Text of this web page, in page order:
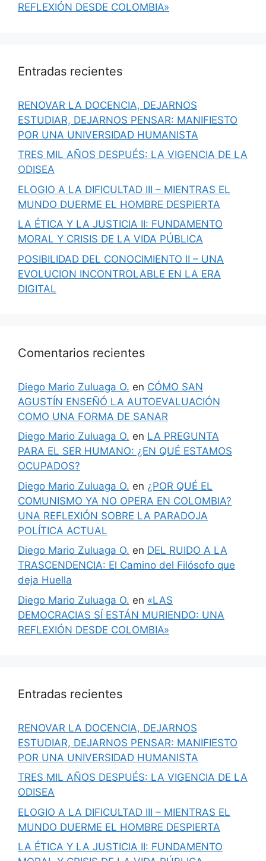
REFLEXIÓN DESDE COLOMBIA»
Entradas recientes
RENOVAR LA DOCENCIA, DEJARNOS
ESTUDIAR, DEJARNOS PENSAR: MANIFIESTO
POR UNA UNIVERSIDAD HUMANISTA
TRES MIL AÑOS DESPUÉS: LA VIGENCIA DE LA
ODISEA
ELOGIO A LA DIFICULTAD III – MIENTRAS EL
MUNDO DUERME EL HOMBRE DESPIERTA
LA ÉTICA Y LA JUSTICIA II: FUNDAMENTO
MORAL Y CRISIS DE LA VIDA PÚBLICA
POSIBILIDAD DEL CONOCIMIENTO II – UNA
EVOLUCION INCONTROLABLE EN LA ERA
DIGITAL
Comentarios recientes
Diego Mario Zuluaga O. en CÓMO SAN
AGUSTÍN ENSEÑÓ LA AUTOEVALUACIÓN
COMO UNA FORMA DE SANAR
Diego Mario Zuluaga O. en LA PREGUNTA
PARA EL SER HUMANO: ¿EN QUÉ ESTAMOS
OCUPADOS?
Diego Mario Zuluaga O. en ¿POR QUÉ EL
COMUNISMO YA NO OPERA EN COLOMBIA?
UNA REFLEXIÓN SOBRE LA PARADOJA
POLÍTICA ACTUAL
Diego Mario Zuluaga O. en DEL RUIDO A LA
TRASCENDENCIA: El Camino del Filósofo que
deja Huella
Diego Mario Zuluaga O. en «LAS
DEMOCRACIAS SÍ ESTÁN MURIENDO: UNA
REFLEXIÓN DESDE COLOMBIA»
Entradas recientes
RENOVAR LA DOCENCIA, DEJARNOS
ESTUDIAR, DEJARNOS PENSAR: MANIFIESTO
POR UNA UNIVERSIDAD HUMANISTA
TRES MIL AÑOS DESPUÉS: LA VIGENCIA DE LA
ODISEA
ELOGIO A LA DIFICULTAD III – MIENTRAS EL
MUNDO DUERME EL HOMBRE DESPIERTA
LA ÉTICA Y LA JUSTICIA II: FUNDAMENTO